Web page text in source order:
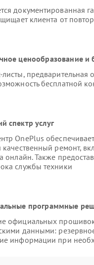
документированная
клиента от
ценообразование и
предварительная
бесплатной
спектр услуг
OnePlus
качественный ремонт,
онлайн. Также
службы техники
программные
официальных
данными:
информации при